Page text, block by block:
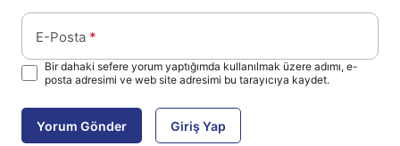
E-Posta *
Bir dahaki sefere yorum yaptığımda kullanılmak üzere adımı, e-
posta adresimi ve web site adresimi bu tarayıcıya kaydet.
Yorum Gönder Giriş Yap